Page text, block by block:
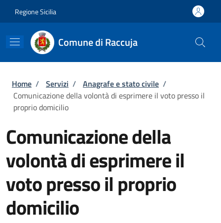
Regione Sicilia
Comune di Raccuja
Briciole di pane
Home / Servizi / Anagrafe e stato civile /
Comunicazione della volontà di esprimere il voto presso il
proprio domicilio
Comunicazione della
volontà di esprimere il
voto presso il proprio
domicilio